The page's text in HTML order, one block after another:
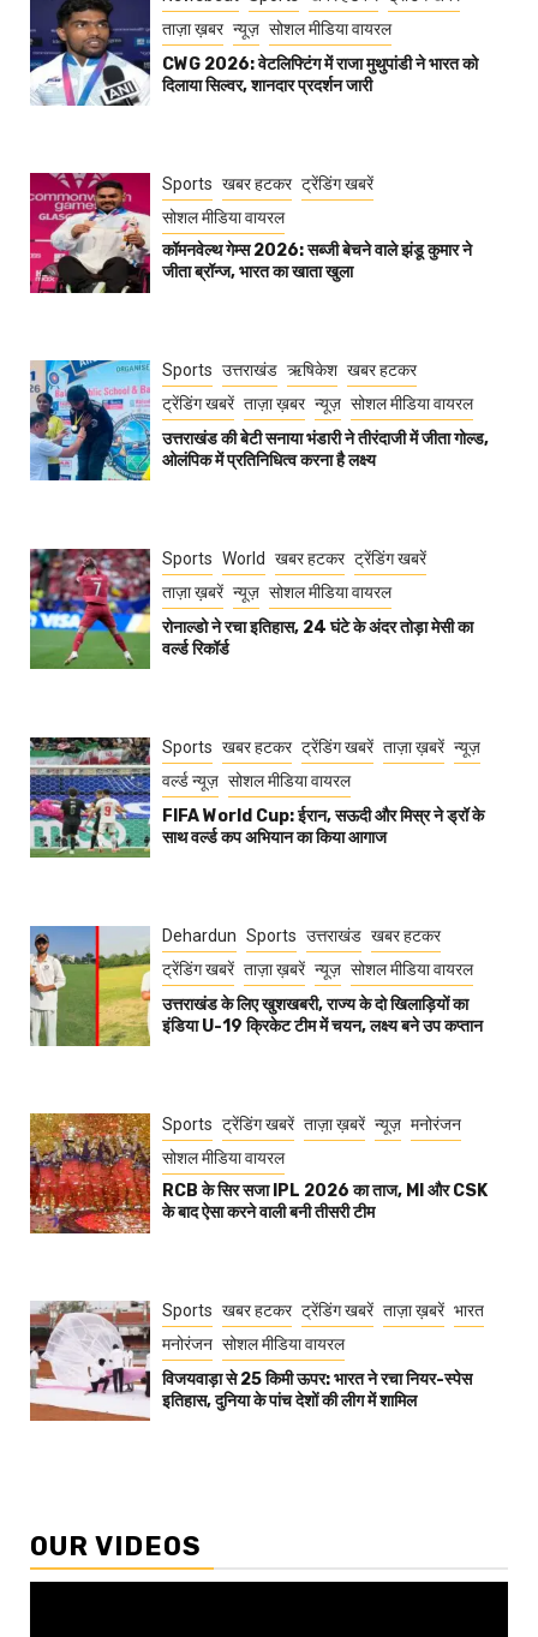
ताज़ा ख़बर न्यूज़ सोशल मीडिया वायरल
CWG 2026: वेटलिफ्टिंग में राजा मुथुपांडी ने भारत को
दिलाया सिल्वर, शानदार प्रदर्शन जारी
Sports खबर हटकर ट्रेंडिंग खबरें
सोशल मीडिया वायरल
कॉमनवेल्थ गेम्स 2026: सब्जी बेचने वाले झंडू कुमार ने
जीता ब्रॉन्ज, भारत का खाता खुला
Sports उत्तराखंड ऋषिकेश खबर हटकर
ट्रेंडिंग खबरें ताज़ा ख़बर न्यूज़ सोशल मीडिया वायरल
उत्तराखंड की बेटी सनाया भंडारी ने तीरंदाजी में जीता गोल्ड,
ओलंपिक में प्रतिनिधित्व करना है लक्ष्य
Sports World खबर हटकर ट्रेंडिंग खबरें
ताज़ा ख़बरें न्यूज़ सोशल मीडिया वायरल
रोनाल्डो ने रचा इतिहास, 24 घंटे के अंदर तोड़ा मेसी का
वर्ल्ड रिकॉर्ड
Sports खबर हटकर ट्रेंडिंग खबरें ताज़ा ख़बरें न्यूज़
वर्ल्ड न्यूज़ सोशल मीडिया वायरल
FIFA World Cup: ईरान, सऊदी और मिस्र ने ड्रॉ के
साथ वर्ल्ड कप अभियान का किया आगाज
Dehardun Sports उत्तराखंड खबर हटकर
ट्रेंडिंग खबरें ताज़ा ख़बरें न्यूज़ सोशल मीडिया वायरल
उत्तराखंड के लिए खुशखबरी, राज्य के दो खिलाड़ियों का
इंडिया U-19 क्रिकेट टीम में चयन, लक्ष्य बने उप कप्तान
Sports ट्रेंडिंग खबरें ताज़ा ख़बरें न्यूज़ मनोरंजन
सोशल मीडिया वायरल
RCB के सिर सजा IPL 2026 का ताज, MI और CSK
के बाद ऐसा करने वाली बनी तीसरी टीम
Sports खबर हटकर ट्रेंडिंग खबरें ताज़ा ख़बरें भारत
मनोरंजन सोशल मीडिया वायरल
विजयवाड़ा से 25 किमी ऊपर: भारत ने रचा नियर-स्पेस
इतिहास, दुनिया के पांच देशों की लीग में शामिल
OUR VIDEOS